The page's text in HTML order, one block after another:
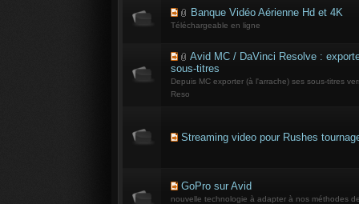
Banque Vidéo Aérienne Hd et 4K
Téléchargeable en ligne
Avid MC / DaVinci Resolve :
sous-titres
Depuis MC exporter (à l'arrache) ses sous-titres
Reso
Streaming video pour Rushes
GoPro sur Avid
nouvelle technologie à adapter à nos méthodes